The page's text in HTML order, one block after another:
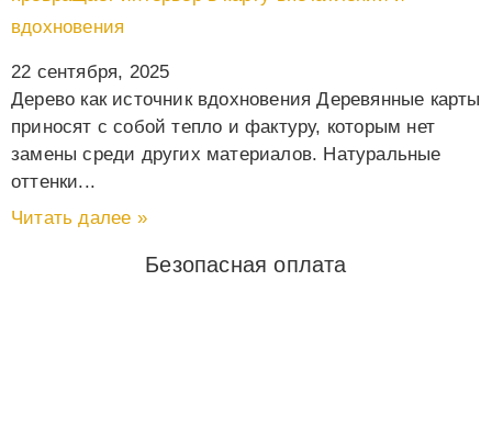
вдохновения
22 сентября, 2025
Дерево как источник вдохновения Деревянные карты
приносят с собой тепло и фактуру, которым нет
замены среди других материалов. Натуральные
оттенки
Читать далее »
Безопасная оплата